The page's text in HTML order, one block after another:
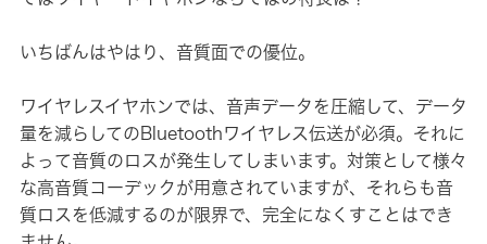
いちばんはやはり、音質面での優位。
ワイヤレスイヤホンでは、音声データを圧縮して、データ
量を減らしてのBluetoothワイヤレス伝送が必須。それに
よって音質のロスが発生してしまいます。対策として様々
な高音質コーデックが用意されていますが、それらも音
質ロスを低減するのが限界で、完全になくすことはでき